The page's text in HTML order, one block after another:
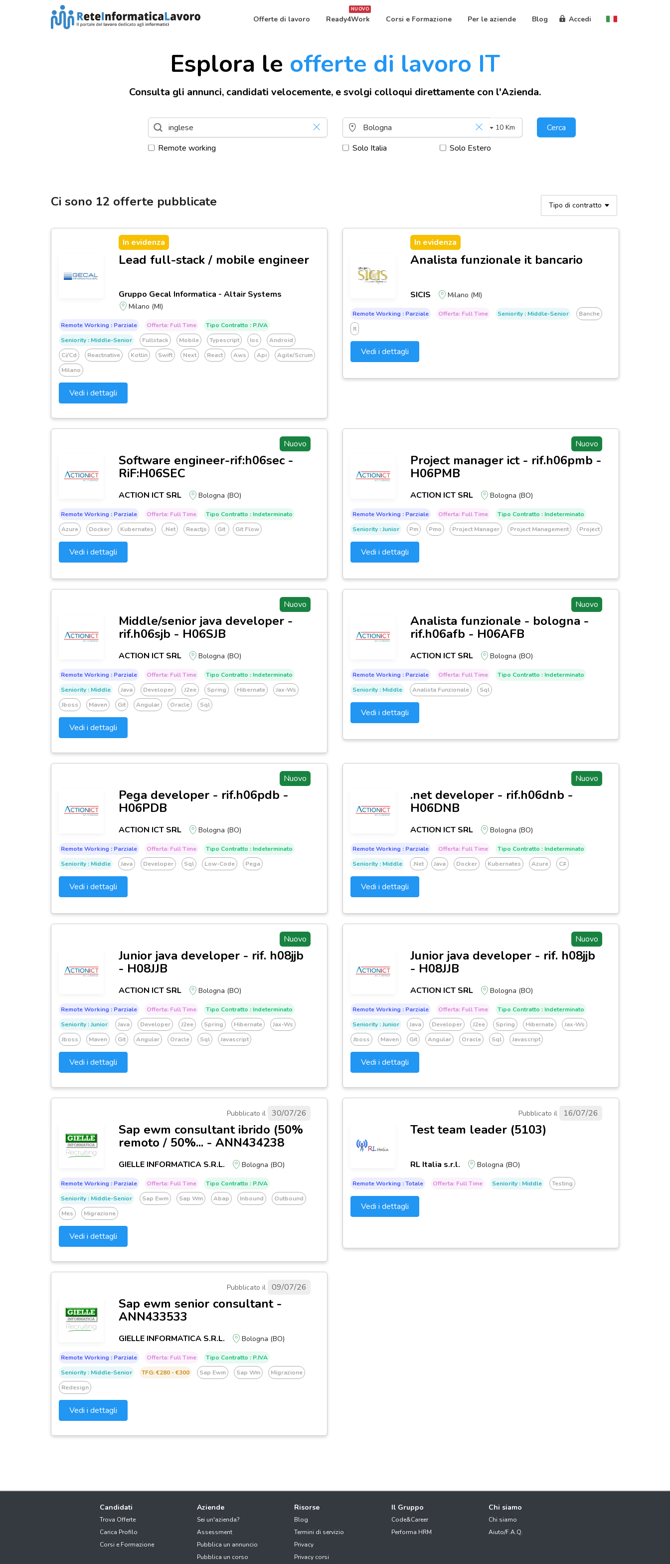
Offerte di lavoro
NUOVO
Ready4Work Corsi e Formazione Per le aziende Blog Accedi
Esplora le offerte di lavoro IT
Consulta gli annunci, candidati velocemente, e svolgi colloqui direttamente con l'Azienda.
10 Km
Cerca
Remote working
Solo Italia Solo Estero
Ci sono 12 offerte pubblicate Tipo di contratto
In evidenza
Lead full-stack / mobile engineer
Gruppo Gecal Informatica - Altair Systems
Milano (MI)
Remote Working : Parziale Offerta: Full Time
Tipo Contratto : P.IVA
Seniority : Middle-Senior
Fullstack Mobile Typescript Ios
Android
Ci/cd
Reactnative Kotlin Swift Next React Aws Api
Agile/scrum
Milano
Vedi i dettagli
In evidenza
Analista funzionale it bancario
SICIS Milano (MI)
Remote Working : Parziale Offerta: Full Time Seniority : Middle-Senior
Banche
It
Vedi i dettagli
Nuovo
Software engineer-rif:h06sec -
RiF:H06SEC
ACTION ICT SRL Bologna (BO)
Remote Working : Parziale Offerta: Full Time
Tipo Contratto : Indeterminato
Azure
Docker Kubernates .net Reactjs Git Git Flow
Vedi i dettagli
Nuovo
Project manager ict - rif.h06pmb -
H06PMB
ACTION ICT SRL Bologna (BO)
Remote Working : Parziale Offerta: Full Time
Tipo Contratto : Indeterminato
Seniority : Junior
Pm Pmo Project Manager Project Management Project
Vedi i dettagli
Nuovo
Middle/senior java developer -
rif.h06sjb - H06SJB
ACTION ICT SRL Bologna (BO)
Remote Working : Parziale Offerta: Full Time
Tipo Contratto : Indeterminato
Seniority : Middle
Java Developer J2ee Spring Hibernate
Jax-Ws
Jboss
Maven Git Angular Oracle Sql
Vedi i dettagli
Nuovo
Analista funzionale - bologna -
rif.h06afb - H06AFB
ACTION ICT SRL Bologna (BO)
Remote Working : Parziale Offerta: Full Time
Tipo Contratto : Indeterminato
Seniority : Middle
Analista Funzionale Sql
Vedi i dettagli
Nuovo
Pega developer - rif.h06pdb -
H06PDB
ACTION ICT SRL Bologna (BO)
Remote Working : Parziale Offerta: Full Time
Tipo Contratto : Indeterminato
Seniority : Middle
Java Developer Sql Low-Code Pega
Vedi i dettagli
Nuovo
.net developer - rif.h06dnb -
H06DNB
ACTION ICT SRL Bologna (BO)
Remote Working : Parziale Offerta: Full Time
Tipo Contratto : Indeterminato
Seniority : Middle
.net Java Docker Kubernates Azure C#
Vedi i dettagli
Nuovo
Junior java developer - rif. h08jjb
- H08JJB
ACTION ICT SRL Bologna (BO)
Remote Working : Parziale Offerta: Full Time
Tipo Contratto : Indeterminato
Seniority : Junior
Java Developer J2ee Spring Hibernate
Jax-Ws
Jboss
Maven Git Angular Oracle Sql Javascript
Vedi i dettagli
Nuovo
Junior java developer - rif. h08jjb
- H08JJB
ACTION ICT SRL Bologna (BO)
Remote Working : Parziale Offerta: Full Time
Tipo Contratto : Indeterminato
Seniority : Junior
Java Developer J2ee Spring Hibernate
Jax-Ws
Jboss
Maven Git Angular Oracle Sql Javascript
Vedi i dettagli
Pubblicato il 30/07/26
Sap ewm consultant ibrido (50%
remoto / 50%... - ANN434238
GIELLE INFORMATICA S.R.L. Bologna (BO)
Remote Working : Parziale Offerta: Full Time
Tipo Contratto : P.IVA
Seniority : Middle-Senior
Sap Ewm Sap Wm Abap Inbound
Outbound
Mes
Migrazione
Vedi i dettagli
Pubblicato il 16/07/26
Test team leader (5103)
RL Italia s.r.l. Bologna (BO)
Remote Working : Totale Offerta: Full Time Seniority : Middle Testing
Vedi i dettagli
Pubblicato il 09/07/26
Sap ewm senior consultant -
ANN433533
GIELLE INFORMATICA S.R.L. Bologna (BO)
Remote Working : Parziale Offerta: Full Time
Tipo Contratto : P.IVA
Seniority : Middle-Senior
TFG: €280 - €300 Sap Ewm Sap Wm
Migrazione
Redesign
Vedi i dettagli
Candidati
Trova Offerte
Carica Profilo
Corsi e Formazione
Aziende
Sei un'azienda?
Assessment
Pubblica un annuncio
Pubblica un corso
Risorse
Blog
Termini di servizio
Privacy
Privacy corsi
Il Gruppo
Code&Career
Performa HRM
Chi siamo
Chi siamo
Aiuto/F.A.Q.